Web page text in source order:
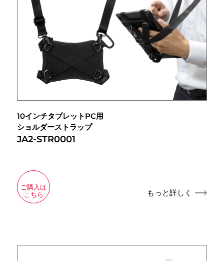
10インチタブレットPC用
ショルダーストラップ
JA2-STR0001
ご購入は
こちら
もっと詳しく